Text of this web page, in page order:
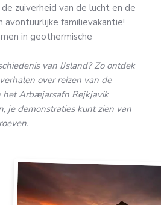
zuiverheid van de lucht en de
familievakantie!
in geothermische
van IJsland? Zo ontdek
over reizen van de
het Arbæjarsafn Rejkjavik
je demonstraties kunt zien van